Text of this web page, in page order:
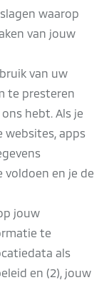
waarop
van jouw
van uw
te presteren
hebt. Als je
websites, apps
voldoen en je de
jouw
te
als
en (2), jouw